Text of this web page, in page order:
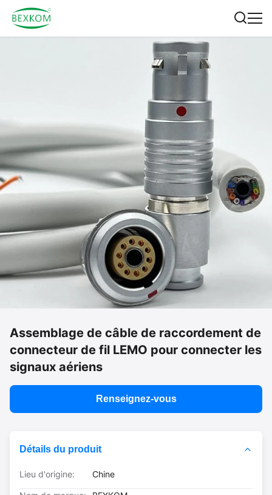
Assemblage de câble de raccordement de
connecteur de fil LEMO pour connecter les
signaux aériens
Renseignez-vous
Détails du produit
Lieu d'origine: Chine